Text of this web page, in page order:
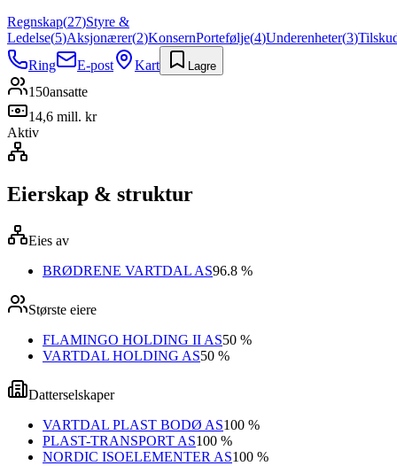
Regnskap(27)Styre &
Ledelse(5)Aksjonærer(2)KonsernPortefølje(4)Underenheter(3)
Ring
E-post Kart Lagre
150ansatte
14,6 mill. kr
Aktiv
Eierskap & struktur
Eies av
BRØDRENE VARTDAL AS96.8 %
Største eiere
FLAMINGO HOLDING II AS50 %
VARTDAL HOLDING AS50 %
Datterselskaper
VARTDAL PLAST BODØ AS100 %
PLAST-TRANSPORT AS100 %
NORDIC ISOELEMENTER AS100 %